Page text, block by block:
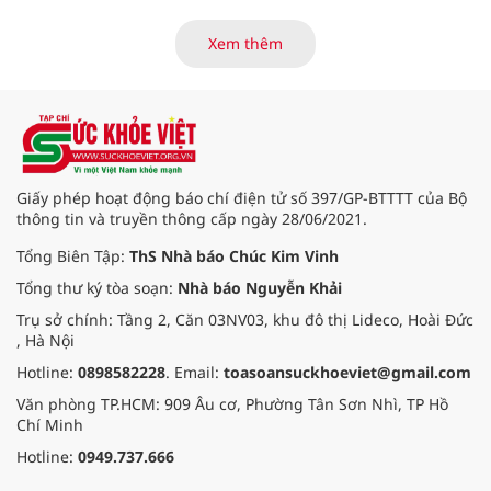
binh và người có công Long Đất
đem đến hơi ấm từ những phương
pháp Nam y thuần Việt, giúp xoa
dịu cơn đau và nâng cao sức khỏe
cho các cựu chiến binh trước sự
thay đổi đột ngột của thời tiết.
Xem thêm
Giấy phép hoạt động báo chí điện tử số 397/GP-BTTTT của Bộ
thông tin và truyền thông cấp ngày 28/06/2021.
Tổng Biên Tập: ThS Nhà báo Chúc Kim Vinh
Tổng thư ký tòa soạn: Nhà báo Nguyễn Khải
Trụ sở chính: Tầng 2, Căn 03NV03, khu đô thị Lideco, Hoài Đức
, Hà Nội
Hotline: 0898582228. Email: toasoansuckhoeviet@gmail.com
Văn phòng TP.HCM: 909 Âu cơ, Phường Tân Sơn Nhì, TP Hồ
Chí Minh
Hotline: 0949.737.666